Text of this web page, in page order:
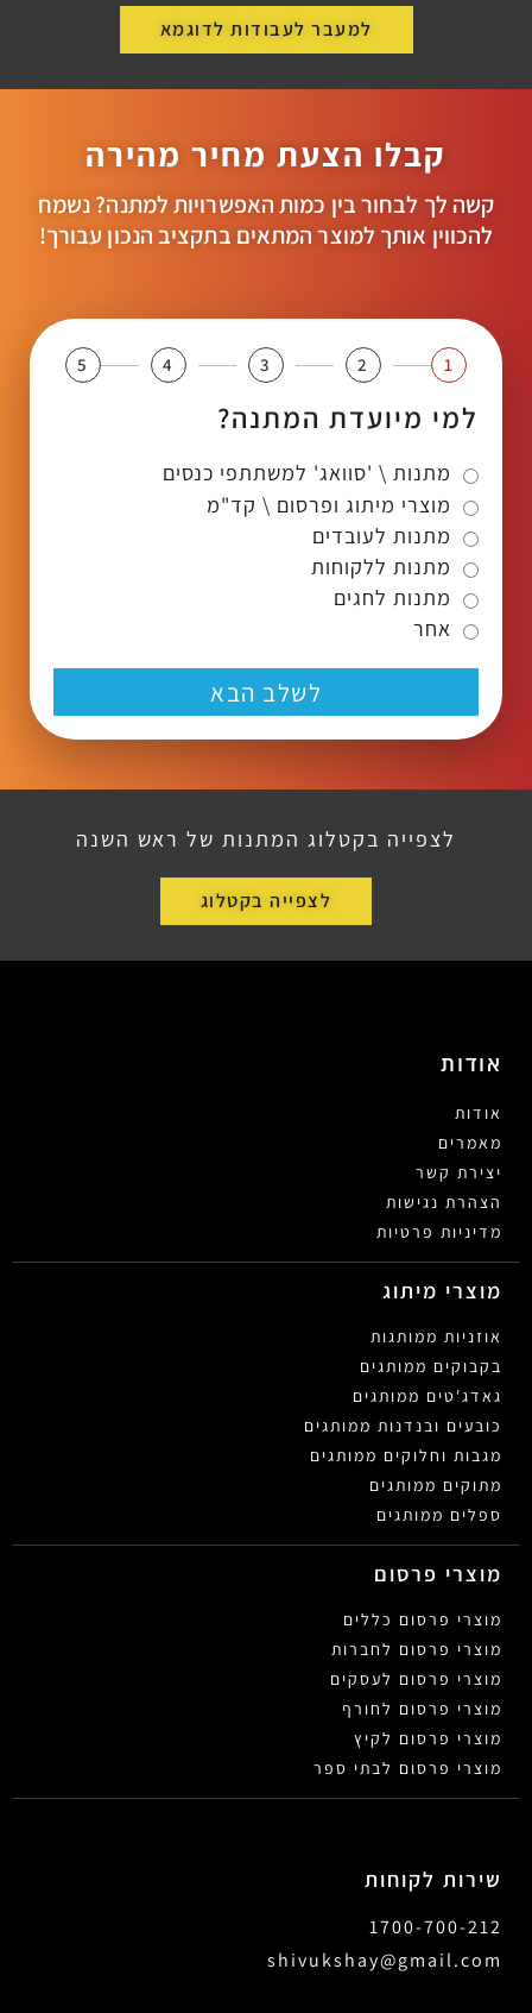
למעבר לעבודות לדוגמא
קבלו הצעת מחיר מהירה
קשה לך לבחור בין כמות האפשרויות למתנה? נשמח
להכווין אותך למוצר המתאים בתקציב הנכון עבורך!
1
2
3
4
5
למי מיועדת המתנה?
מתנות \ 'סוואג' למשתתפי כנסים
מוצרי מיתוג ופרסום \ קד"מ
מתנות לעובדים
מתנות ללקוחות
מתנות לחגים
אחר
לשלב הבא
לצפייה בקטלוג המתנות של ראש השנה
לצפייה בקטלוג
אודות
אודות
מאמרים
יצירת קשר
הצהרת נגישות
מדיניות פרטיות
מוצרי מיתוג
אוזניות ממותגות
בקבוקים ממותגים
גאדג'טים ממותגים
כובעים ובנדנות ממותגים
מגבות וחלוקים ממותגים
מתוקים ממותגים
ספלים ממותגים
מוצרי פרסום
מוצרי פרסום כללים
מוצרי פרסום לחברות
מוצרי פרסום לעסקים
מוצרי פרסום לחורף
מוצרי פרסום לקיץ
מוצרי פרסום לבתי ספר
שירות לקוחות
1700-700-212
shivukshay@gmail.com